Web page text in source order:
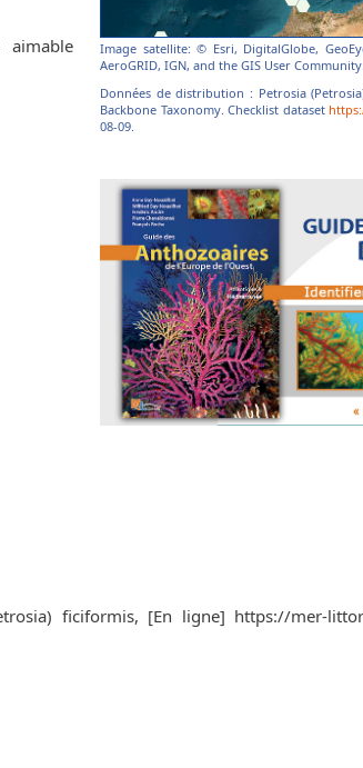
aimable
Image satellite: © Esri, DigitalGlobe,
AeroGRID, IGN, and the GIS User Community.
Données de distribution : Petrosia
Backbone Taxonomy. Checklist dataset
08-09.
ficiformis, [En ligne] https://mer-